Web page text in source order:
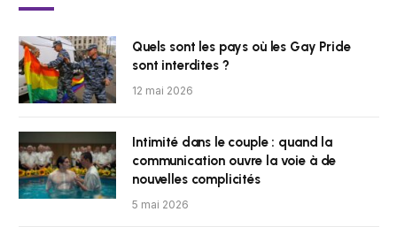
Quels sont les pays où les Gay Pride
sont interdites ?
12 mai 2026
Intimité dans le couple : quand la
communication ouvre la voie à de
nouvelles complicités
5 mai 2026